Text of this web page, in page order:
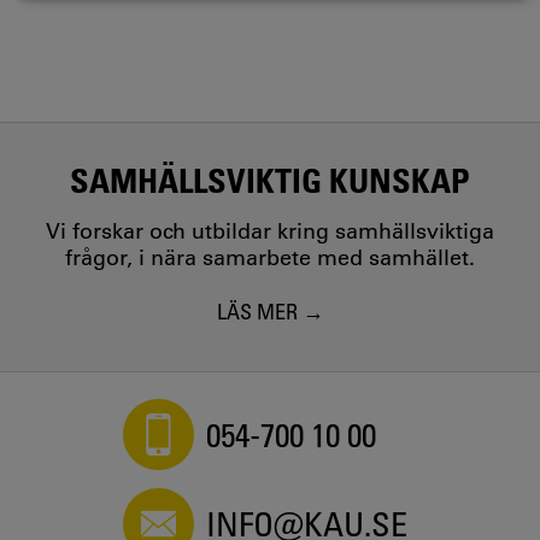
SAMHÄLLSVIKTIG KUNSKAP
Vi forskar och utbildar kring samhällsviktiga
frågor, i nära samarbete med samhället.
LÄS MER
054-700 10 00
INFO@KAU.SE